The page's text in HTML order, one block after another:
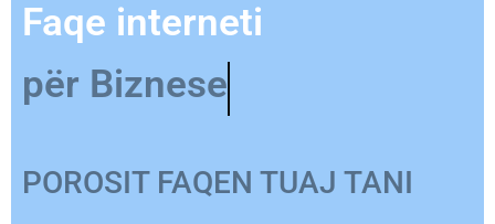
Faqe interneti